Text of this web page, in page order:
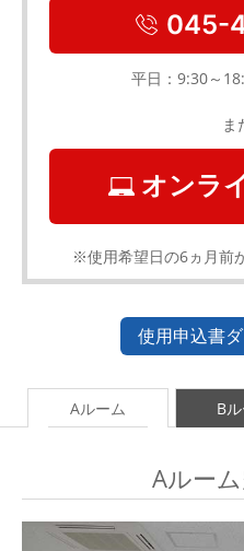
045-
平日：9:30～
ま
オンラ
※使用希望日の6ヵ月前
使用申込書
Aルーム B
Aルー